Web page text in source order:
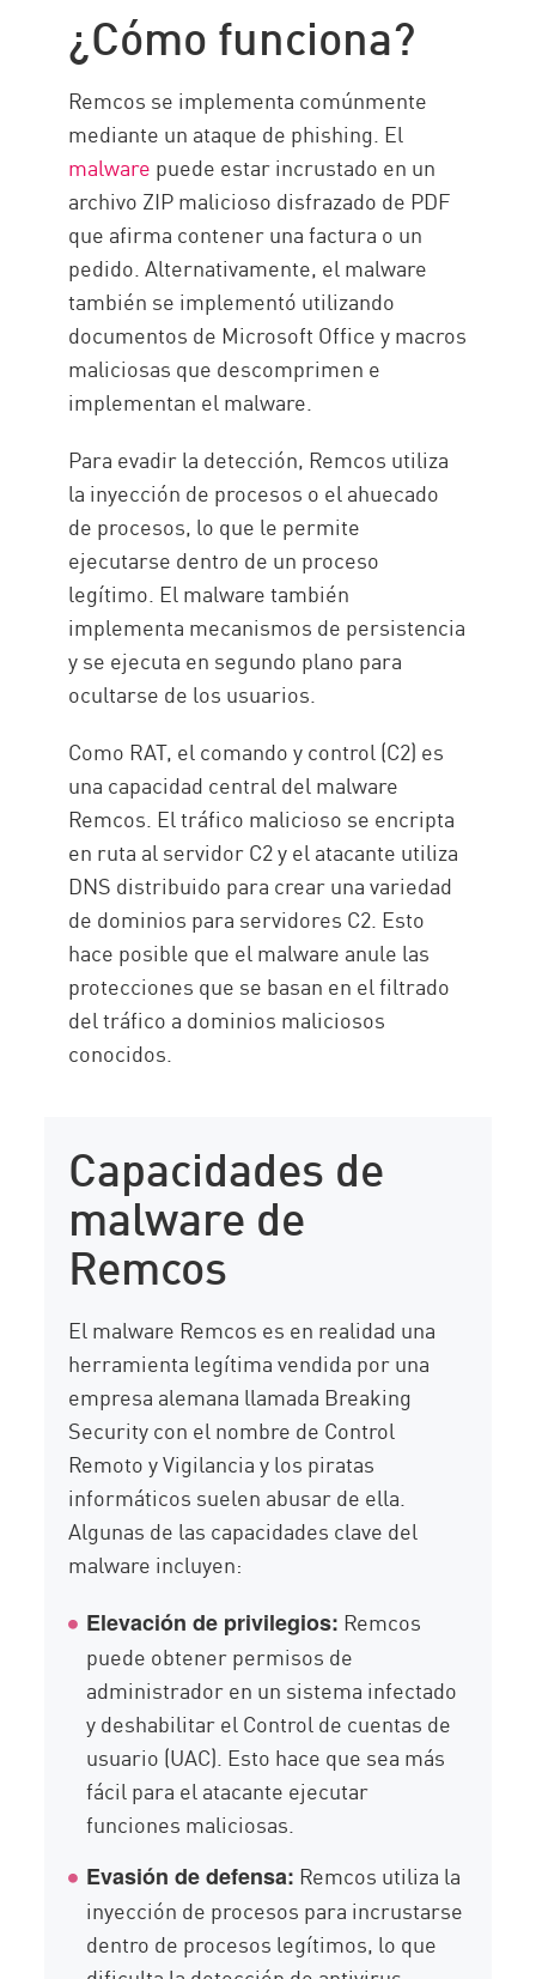
Impacto de una infección por
Cómo proteger
Solución de Check Point
¿Cómo funciona?
Remcos se implementa comúnmente
mediante un ataque de phishing. El
malware puede estar incrustado en un
archivo ZIP malicioso disfrazado de PDF
que afirma contener una factura o un
pedido. Alternativamente, el malware
también se implementó utilizando
documentos de Microsoft Office y macros
maliciosas que descomprimen e
implementan el malware.
Para evadir la detección, Remcos utiliza
la inyección de procesos o el ahuecado
de procesos, lo que le permite
ejecutarse dentro de un proceso
legítimo. El malware también
implementa mecanismos de persistencia
y se ejecuta en segundo plano para
ocultarse de los usuarios.
Como RAT, el comando y control (C2) es
una capacidad central del malware
Remcos. El tráfico malicioso se encripta
en ruta al servidor C2 y el atacante utiliza
DNS distribuido para crear una variedad
de dominios para servidores C2. Esto
hace posible que el malware anule las
protecciones que se basan en el filtrado
del tráfico a dominios maliciosos
conocidos.
Capacidades de
malware de
Remcos
El malware Remcos es en realidad una
herramienta legítima vendida por una
empresa alemana llamada Breaking
Security con el nombre de Control
Remoto y Vigilancia y los piratas
informáticos suelen abusar de ella.
Algunas de las capacidades clave del
malware incluyen:
Elevación de privilegios: Remcos
puede obtener permisos de
administrador en un sistema infectado
y deshabilitar el Control de cuentas de
usuario (UAC). Esto hace que sea más
fácil para el atacante ejecutar
funciones maliciosas.
Evasión de defensa: Remcos utiliza la
inyección de procesos para incrustarse
dentro de procesos legítimos, lo que